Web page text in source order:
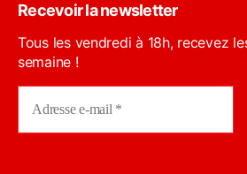
Recevoir la newsletter
Tous les vendredi à 18h, recevez
semaine !